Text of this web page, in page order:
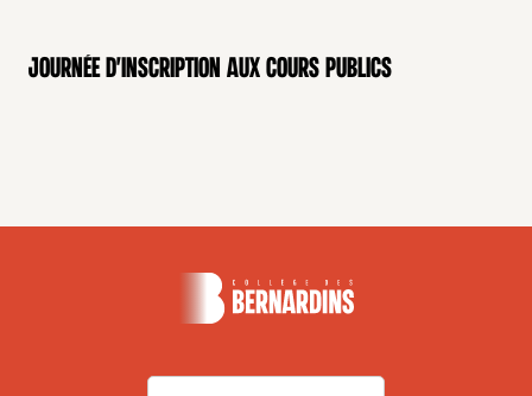
Journée d'inscription aux cours publics